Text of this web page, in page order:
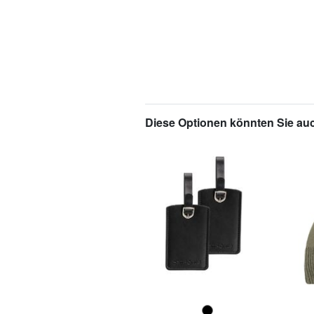
Diese Optionen könnten Sie